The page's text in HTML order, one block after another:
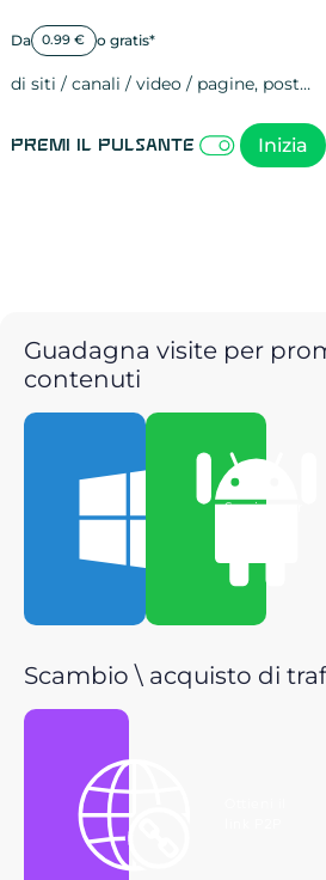
Da 0.99 € o gratis*
di siti / canali / video / pagine, post…
Premi il pulsante Inizia
Guadagna visite per
contenuti
Scarica per
Scambio \ acquisto di